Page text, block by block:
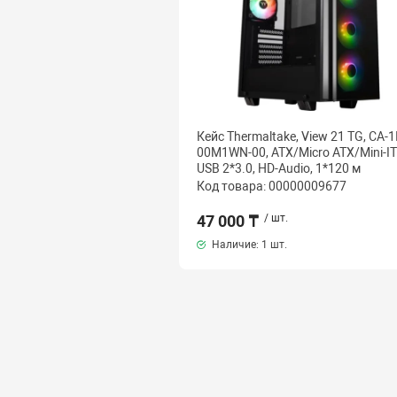
Кейс Thermaltake, View 21 TG, CA-
00M1WN-00, ATX/Micro ATX/Mini-
USB 2*3.0, HD-Audio, 1*120 м
Код товара: 00000009677
47 000 ₸ / шт.
Наличие: 1 шт.